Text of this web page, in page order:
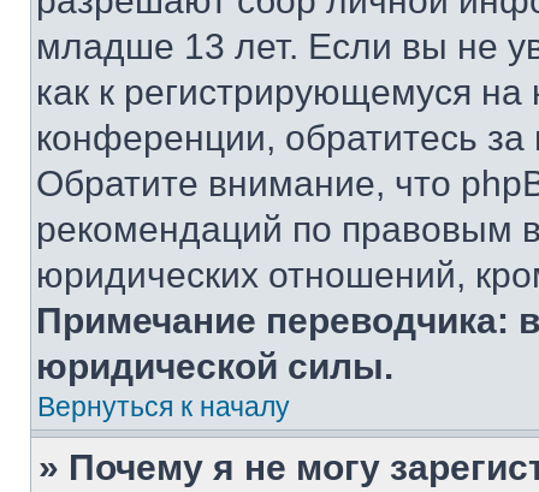
младше 13 лет. Если вы не
как к регистрирующемуся
конференции, обратитесь
Обратите внимание, что
рекомендаций по правовым
юридических отношений,
Примечание переводчика:
юридической силы.
Вернуться к началу
» Почему я не могу